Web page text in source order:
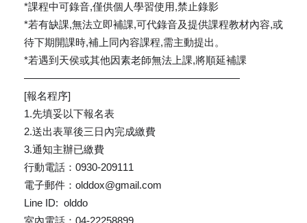
*課程中可錄音,僅供個人學習使用,禁止錄影
*若有缺課,無法立即補課,可代錄音及提供課程教材內容,或
待下期開課時,補上同內容課程,需主動提出。
*若遇到天侯或其他因素老師無法上課,將順延補課
—————————————————————
[報名程序]
1.先填妥以下報名表
2.送出表單後三日內完成繳費
3.通知主辦已繳費
行動電話：0930-209111
電子郵件：olddox@gmail.com
Line ID: olddo
室內電話：04-22258899